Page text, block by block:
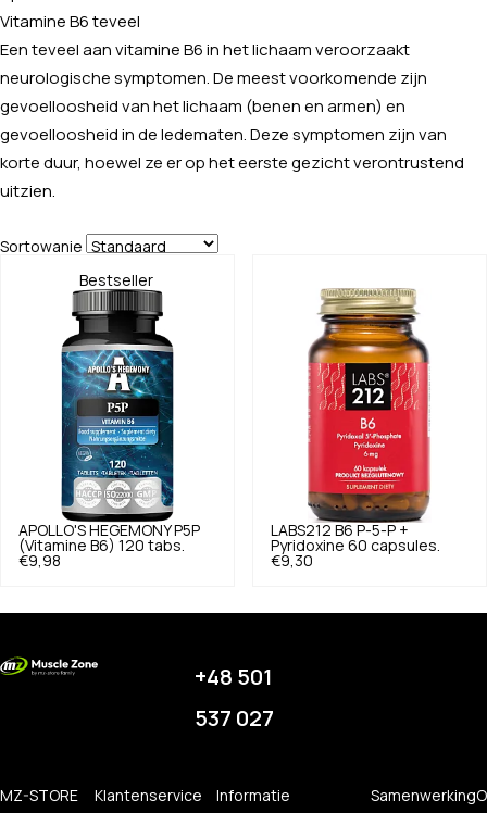
Vitamine B6 teveel
Een teveel aan vitamine B6 in het lichaam veroorzaakt
neurologische symptomen. De meest voorkomende zijn
gevoelloosheid van het lichaam (benen en armen) en
gevoelloosheid in de ledematen. Deze symptomen zijn van
korte duur, hoewel ze er op het eerste gezicht verontrustend
uitzien.
Sortowanie
Bestseller
APOLLO'S HEGEMONY P5P
(Vitamine B6) 120 tabs.
€9,98
LABS212 B6 P-5-P +
Pyridoxine 60 capsules.
€9,30
+48 501
537 027
MZ-STORE
Klantenservice
Informatie
Samenwerking